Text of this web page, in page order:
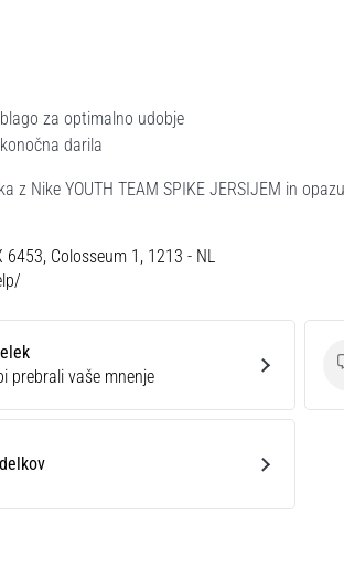
za optimalno udobje
darila
z Nike YOUTH TEAM SPIKE JERSIJEM in
6453, Colosseum 1, 1213 - NL
prebrali vaše mnenje